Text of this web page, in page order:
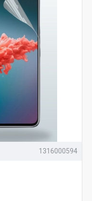
1316000594